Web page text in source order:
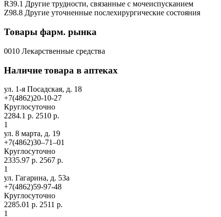
R39.1 Другие трудности, связанные с мочеиспусканием
Z98.8 Другие уточненные послехирургические состояния
Товары фарм. рынка
0010 Лекарственные средства
Наличие товара в аптеках
ул. 1-я Посадская, д. 18
+7(4862)20-10-27
Круглосуточно
2284.1 р. 2510 р.
1
ул. 8 марта, д. 19
+7(4862)30‒71‒01
Круглосуточно
2335.97 р. 2567 р.
1
ул. Гагарина, д. 53а
+7(4862)59-97-48
Круглосуточно
2285.01 р. 2511 р.
1